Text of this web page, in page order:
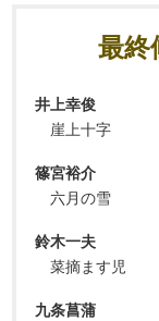
最終
井上幸俊
崖上十字
篠宮裕介
六月の雪
鈴木一夫
菜摘ます児
九条菖蒲